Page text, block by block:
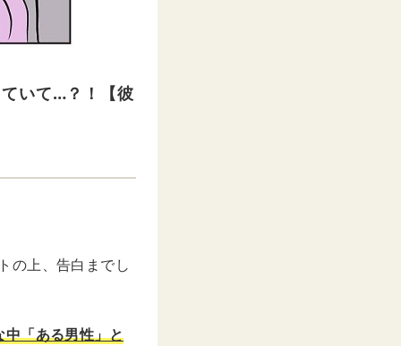
いて…？！【彼
の上、告白までし
「ある男性」と